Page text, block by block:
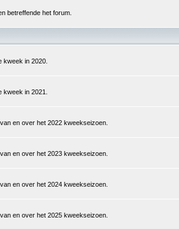
betreffende het forum.
kweek in 2020.
kweek in 2021.
en over het 2022 kweekseizoen.
en over het 2023 kweekseizoen.
en over het 2024 kweekseizoen.
en over het 2025 kweekseizoen.